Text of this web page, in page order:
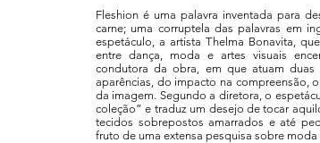
Fleshion é uma palavra inventada para
carne; uma corruptela das palavras em
espetáculo, a artista Thelma Bonavita,
entre dança, moda e artes visuais
condutora da obra, em que atuam duas
aparências, do impacto na compreensão,
da imagem. Segundo a diretora, o
coleção” e traduz um desejo de tocar
tecidos sobrepostos amarrados e até
fruto de uma extensa pesquisa sobre